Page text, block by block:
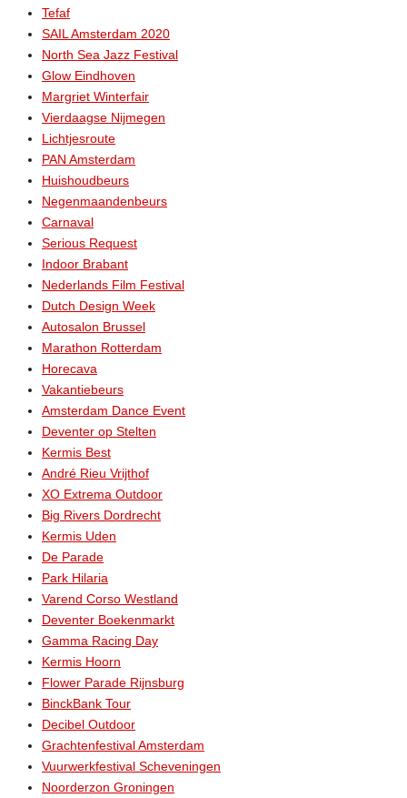
Tefaf
SAIL Amsterdam 2020
North Sea Jazz Festival
Glow Eindhoven
Margriet Winterfair
Vierdaagse Nijmegen
Lichtjesroute
PAN Amsterdam
Huishoudbeurs
Negenmaandenbeurs
Carnaval
Serious Request
Indoor Brabant
Nederlands Film Festival
Dutch Design Week
Autosalon Brussel
Marathon Rotterdam
Horecava
Vakantiebeurs
Amsterdam Dance Event
Deventer op Stelten
Kermis Best
André Rieu Vrijthof
XO Extrema Outdoor
Big Rivers Dordrecht
Kermis Uden
De Parade
Park Hilaria
Varend Corso Westland
Deventer Boekenmarkt
Gamma Racing Day
Kermis Hoorn
Flower Parade Rijnsburg
BinckBank Tour
Decibel Outdoor
Grachtenfestival Amsterdam
Vuurwerkfestival Scheveningen
Noorderzon Groningen